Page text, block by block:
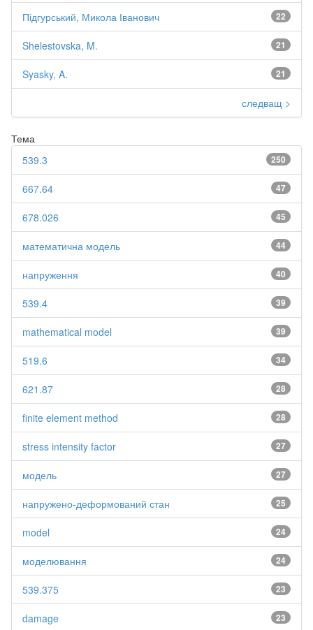
22
Підгурський, Микола Іванович
21
Shelestovska, M.
21
Syasky, A.
следващ >
Тема
250
539.3
47
667.64
45
678.026
44
математична модель
40
напруження
39
539.4
39
mathematical model
34
519.6
28
621.87
28
finite element method
27
stress intensity factor
27
модель
25
напружено-деформований стан
24
model
24
моделювання
23
539.375
23
damage